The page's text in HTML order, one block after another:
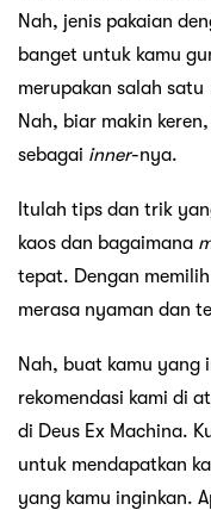
Nah, jenis pakaian
banget untuk kamu
merupakan salah satu
Nah, biar makin
sebagai inner-nya.
Itulah tips dan trik
kaos dan bagaimana
tepat. Dengan
merasa nyaman dan
Nah, buat kamu yang
rekomendasi kami di
di Deus Ex Machina.
untuk mendapatkan
yang kamu inginkan.